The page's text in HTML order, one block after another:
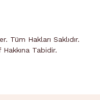
Tüm Hakları Saklıdır.
Tabidir.